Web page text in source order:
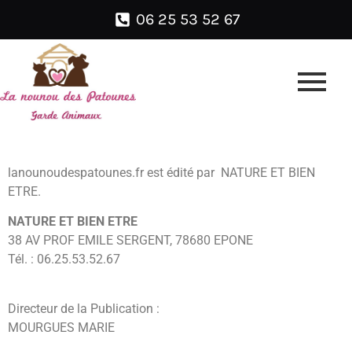
06 25 53 52 67
lanounoudespatounes.fr est édité par NATURE ET BIEN
ETRE.
NATURE ET BIEN ETRE
38 AV PROF EMILE SERGENT, 78680 EPONE
Tél. : 06.25.53.52.67
Directeur de la Publication :
MOURGUES MARIE